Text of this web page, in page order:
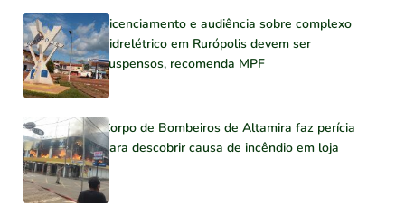
Licenciamento e audiência sobre complexo
hidrelétrico em Rurópolis devem ser
suspensos, recomenda MPF
Corpo de Bombeiros de Altamira faz perícia
para descobrir causa de incêndio em loja